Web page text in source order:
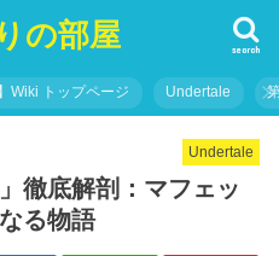
の部屋 search
Wiki トップページ Undertale
Undertale
徹底解剖：マフェッ
る物語